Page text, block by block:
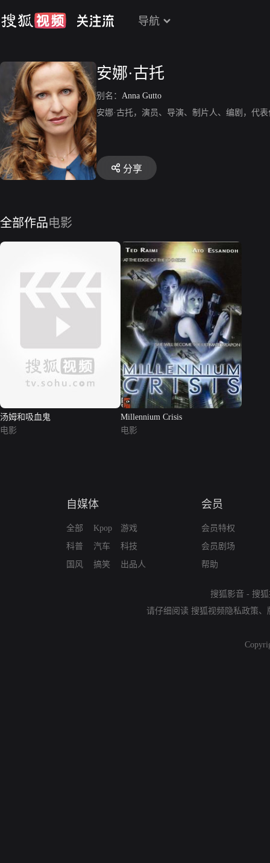
导航
安娜·古托
别名： Anna Gutto
安娜·古托，演员、导演、制片人、编剧，代
分享
全部作品电影
汤姆和吸血鬼
电影
Millennium Crisis
电影
自媒体
全部
科普
国风
Kpop
汽车
搞笑
游戏
科技
出品人
会员
会员特权
会员剧场
帮助
搜狐影音 - 搜
请仔细阅读 搜狐视频隐私政策、